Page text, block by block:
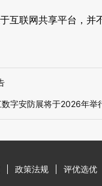
互联网共享平台，
字安防展将于2026年举
政策法规 评优选优